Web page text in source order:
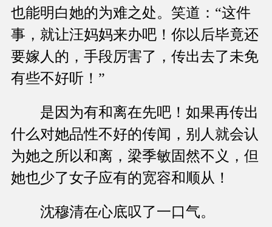
也能明白她的为难之处。笑道：“这件
事，就让汪妈妈来办吧！你以后毕竟还
要嫁人的，手段厉害了，传出去了未免
有些不好听！”
是因为有和离在先吧！如果再传出
什么对她品性不好的传闻，别人就会认
为她之所以和离，梁季敏固然不义，但
她也少了女子应有的宽容和顺从！
沈穆清在心底叹了一口气。